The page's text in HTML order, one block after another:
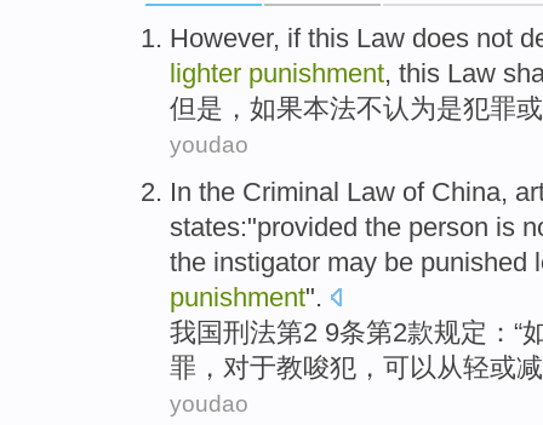
However, ifthis Law does not
lighter punishment, this Law
但是 ， 如果本法不认为是犯罪
youdao
In the Criminal Law of China,
states:"provided the person is
the instigator may be punished
punishment".
我国刑法第2 9条第2款规定 ：“
罪 ，对于教唆犯 ， 可以从轻或
youdao